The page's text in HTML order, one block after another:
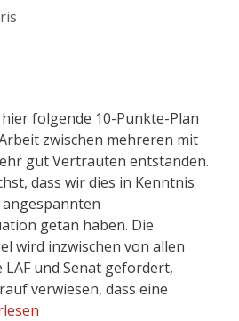
folgende 10-Punkte-Plan
zwischen mehreren mit
gut Vertrauten entstanden.
dass wir dies in Kenntnis
getan haben. Die
wird inzwischen von allen
und Senat gefordert,
verwiesen, dass eine